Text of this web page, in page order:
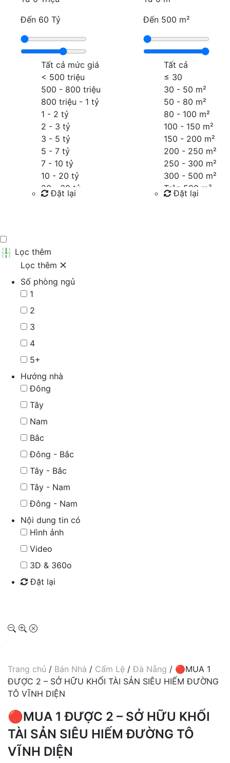
Đến 60 Tỷ
Tất cả mức giá
< 500 triệu
500 - 800 triệu
800 triệu - 1 tỷ
1 - 2 tỷ
2 - 3 tỷ
3 - 5 tỷ
5 - 7 tỷ
7 - 10 tỷ
10 - 20 tỷ
20 - 30 tỷ
30 - 40 tỷ
Đặt lại
Đến 500 m²
Tất cả
≤ 30
30 - 50 m²
50 - 80 m²
80 - 100 m²
100 - 150 m²
150 - 200 m²
200 - 250 m²
250 - 300 m²
300 - 500 m²
Trên 500 m²
Đặt lại
Lọc thêm
Lọc thêm
Số phòng ngủ
1
2
3
4
5+
Hướng nhà
Đông
Tây
Nam
Bắc
Đông - Bắc
Tây - Bắc
Tây - Nam
Đông - Nam
Nội dung tin có
Hình ảnh
Video
3D & 360o
Đặt lại
Trang chủ / Bán Nhà / Cẩm Lệ / Đà Nẵng / 🔴MUA 1
ĐƯỢC 2 – SỞ HỮU KHỐI TÀI SẢN SIÊU HIẾM ĐƯỜNG
TÔ VĨNH DIỆN
🔴MUA 1 ĐƯỢC 2 – SỞ HỮU KHỐI
TÀI SẢN SIÊU HIẾM ĐƯỜNG TÔ
VĨNH DIỆN